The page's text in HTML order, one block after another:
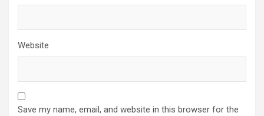
Website
Save my name, email, and website in this browser for the